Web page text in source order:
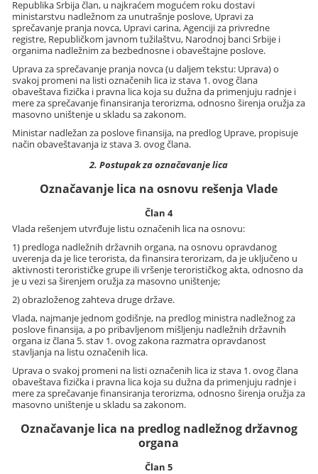
Republika Srbija član, u najkraćem mogućem roku dostavi
ministarstvu nadležnom za unutrašnje poslove, Upravi za
sprečavanje pranja novca, Upravi carina, Agenciji za privredne
registre, Republičkom javnom tužilaštvu, Narodnoj banci Srbije i
organima nadležnim za bezbednosne i obaveštajne poslove.
Uprava za sprečavanje pranja novca (u daljem tekstu: Uprava) o
svakoj promeni na listi označenih lica iz stava 1. ovog člana
obaveštava fizička i pravna lica koja su dužna da primenjuju radnje i
mere za sprečavanje finansiranja terorizma, odnosno širenja oružja za
masovno uništenje u skladu sa zakonom.
Ministar nadležan za poslove finansija, na predlog Uprave, propisuje
način obaveštavanja iz stava 3. ovog člana.
2. Postupak za označavanje lica
Označavanje lica na osnovu rešenja Vlade
Član 4
Vlada rešenjem utvrđuje listu označenih lica na osnovu:
1) predloga nadležnih državnih organa, na osnovu opravdanog
uverenja da je lice terorista, da finansira terorizam, da je uključeno u
aktivnosti terorističke grupe ili vršenje terorističkog akta, odnosno da
je u vezi sa širenjem oružja za masovno uništenje;
2) obrazloženog zahteva druge države.
Vlada, najmanje jednom godišnje, na predlog ministra nadležnog za
poslove finansija, a po pribavljenom mišljenju nadležnih državnih
organa iz člana 5. stav 1. ovog zakona razmatra opravdanost
stavljanja na listu označenih lica.
Uprava o svakoj promeni na listi označenih lica iz stava 1. ovog člana
obaveštava fizička i pravna lica koja su dužna da primenjuju radnje i
mere za sprečavanje finansiranja terorizma, odnosno širenja oružja za
masovno uništenje u skladu sa zakonom.
Označavanje lica na predlog nadležnog državnog
organa
Član 5